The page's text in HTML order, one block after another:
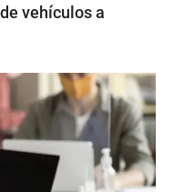
vehículos a